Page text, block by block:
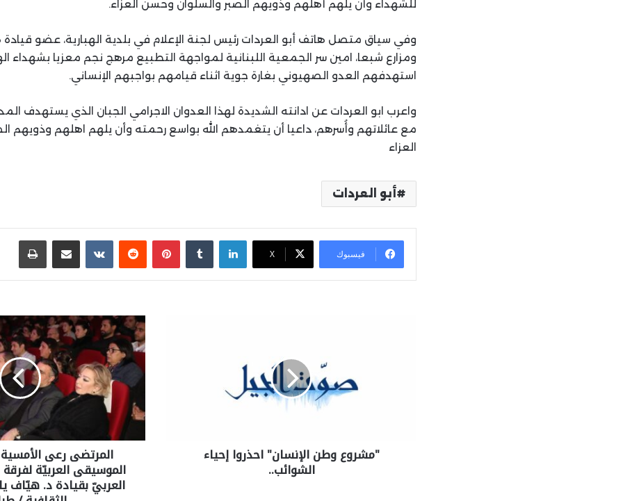
للشهداء وأن يلهم أهلهم وذويهم الصبر والسلوان وحسن العزاء.
وفي سياق متصل هاتف أبو العردات رئيس لجنة الإعلام في بلدية الهبارية، عضو قيادة
ومزارع شبعا، امين سر الجمعية اللبنانية لمواجهة التطبيع مرهج نجم معزيا بشهداء
استهدفهم العدو الصهيوني بغارة جوية اثناء قيامهم بواجبهم الإنساني.
واعرب ابو العردات عن ادانته الشديدة لهذا العدوان الاجرامي الجبان الذي يستهدف
مع عائلاتهم وأُسرهم، داعيا أن يتغمدهم الله بواسع رحمته وأن يلهم اهلهم وذويهم
العزاء
أبو العردات
فيسبوك X
لينكدإن بينتيريست مشاركة عبر البريد
"مشروع وطن الإنسان" احذروا إحياء
الشوائب..
المرتضى رعى
الموسيقى العربيّة
العربيّ بقيادة د. هيّاف